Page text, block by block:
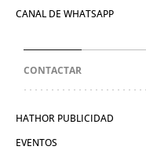
CANAL DE WHATSAPP
CONTACTAR
HATHOR PUBLICIDAD
EVENTOS